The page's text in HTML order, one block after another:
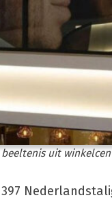
uit